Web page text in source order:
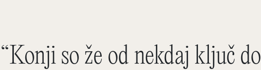
“Konji so že od nekdaj ključ do